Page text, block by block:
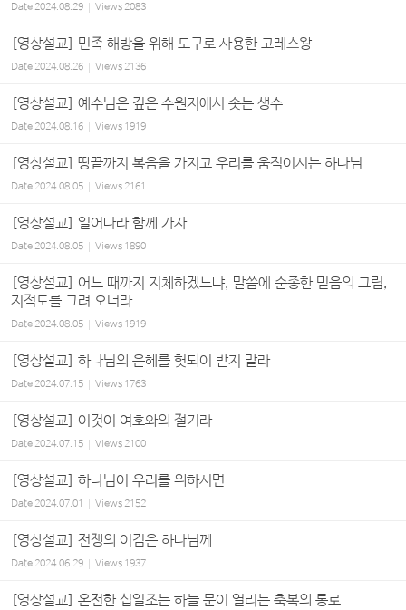
Date2024.08.29 Views2083
[영상설교] 민족 해방을 위해 도구로 사용한 고레스왕
Date2024.08.26 Views2136
[영상설교] 예수님은 깊은 수원지에서 솟는 생수
Date2024.08.16 Views 1919
[영상설교] 땅끝까지 복음을 가지고 우리를 움직이시는 하나님
Date2024.08.05 Views2161
[영상설교] 일어나라 함께 가자
Date2024.08.05 Views 1890
[영상설교] 어느 때까지 지체하겠느냐, 말씀에 순종한 믿음의 그림,
지적도를 그려 오너라
Date2024.08.05 Views 1919
[영상설교] 하나님의 은혜를 헛되이 받지 말라
Date2024.07.15 Views 1763
[영상설교] 이것이 여호와의 절기라
Date2024.07.15 Views2100
[영상설교] 하나님이 우리를 위하시면
Date2024.07.01 Views2152
[영상설교] 전쟁의 이김은 하나님께
Date2024.06.29 Views 1937
[영상설교] 온전한 십일조는 하늘 문이 열리는 축복의 통로